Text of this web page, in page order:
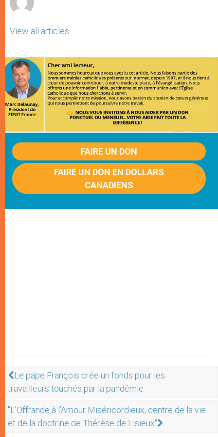
View all articles
FAIRE UN DON
FAIRE UN DON EN DOLLARS
CANADIENS
Le pape François crée un fonds pour les
travailleurs touchés par la pandémie
"L’Offrande à l’Amour Miséricordieux, centre de la vie
et de la doctrine de Thérèse de Lisieux"